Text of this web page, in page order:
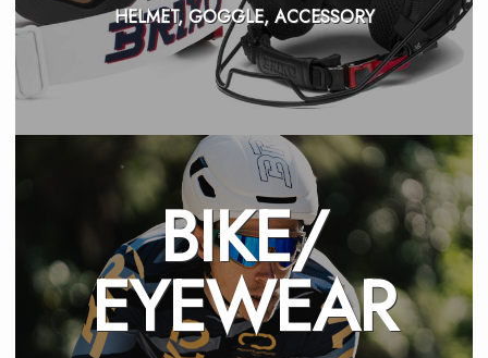
HELMET, GOGGLE, ACCESSORY
BIKE/
EYEWEAR